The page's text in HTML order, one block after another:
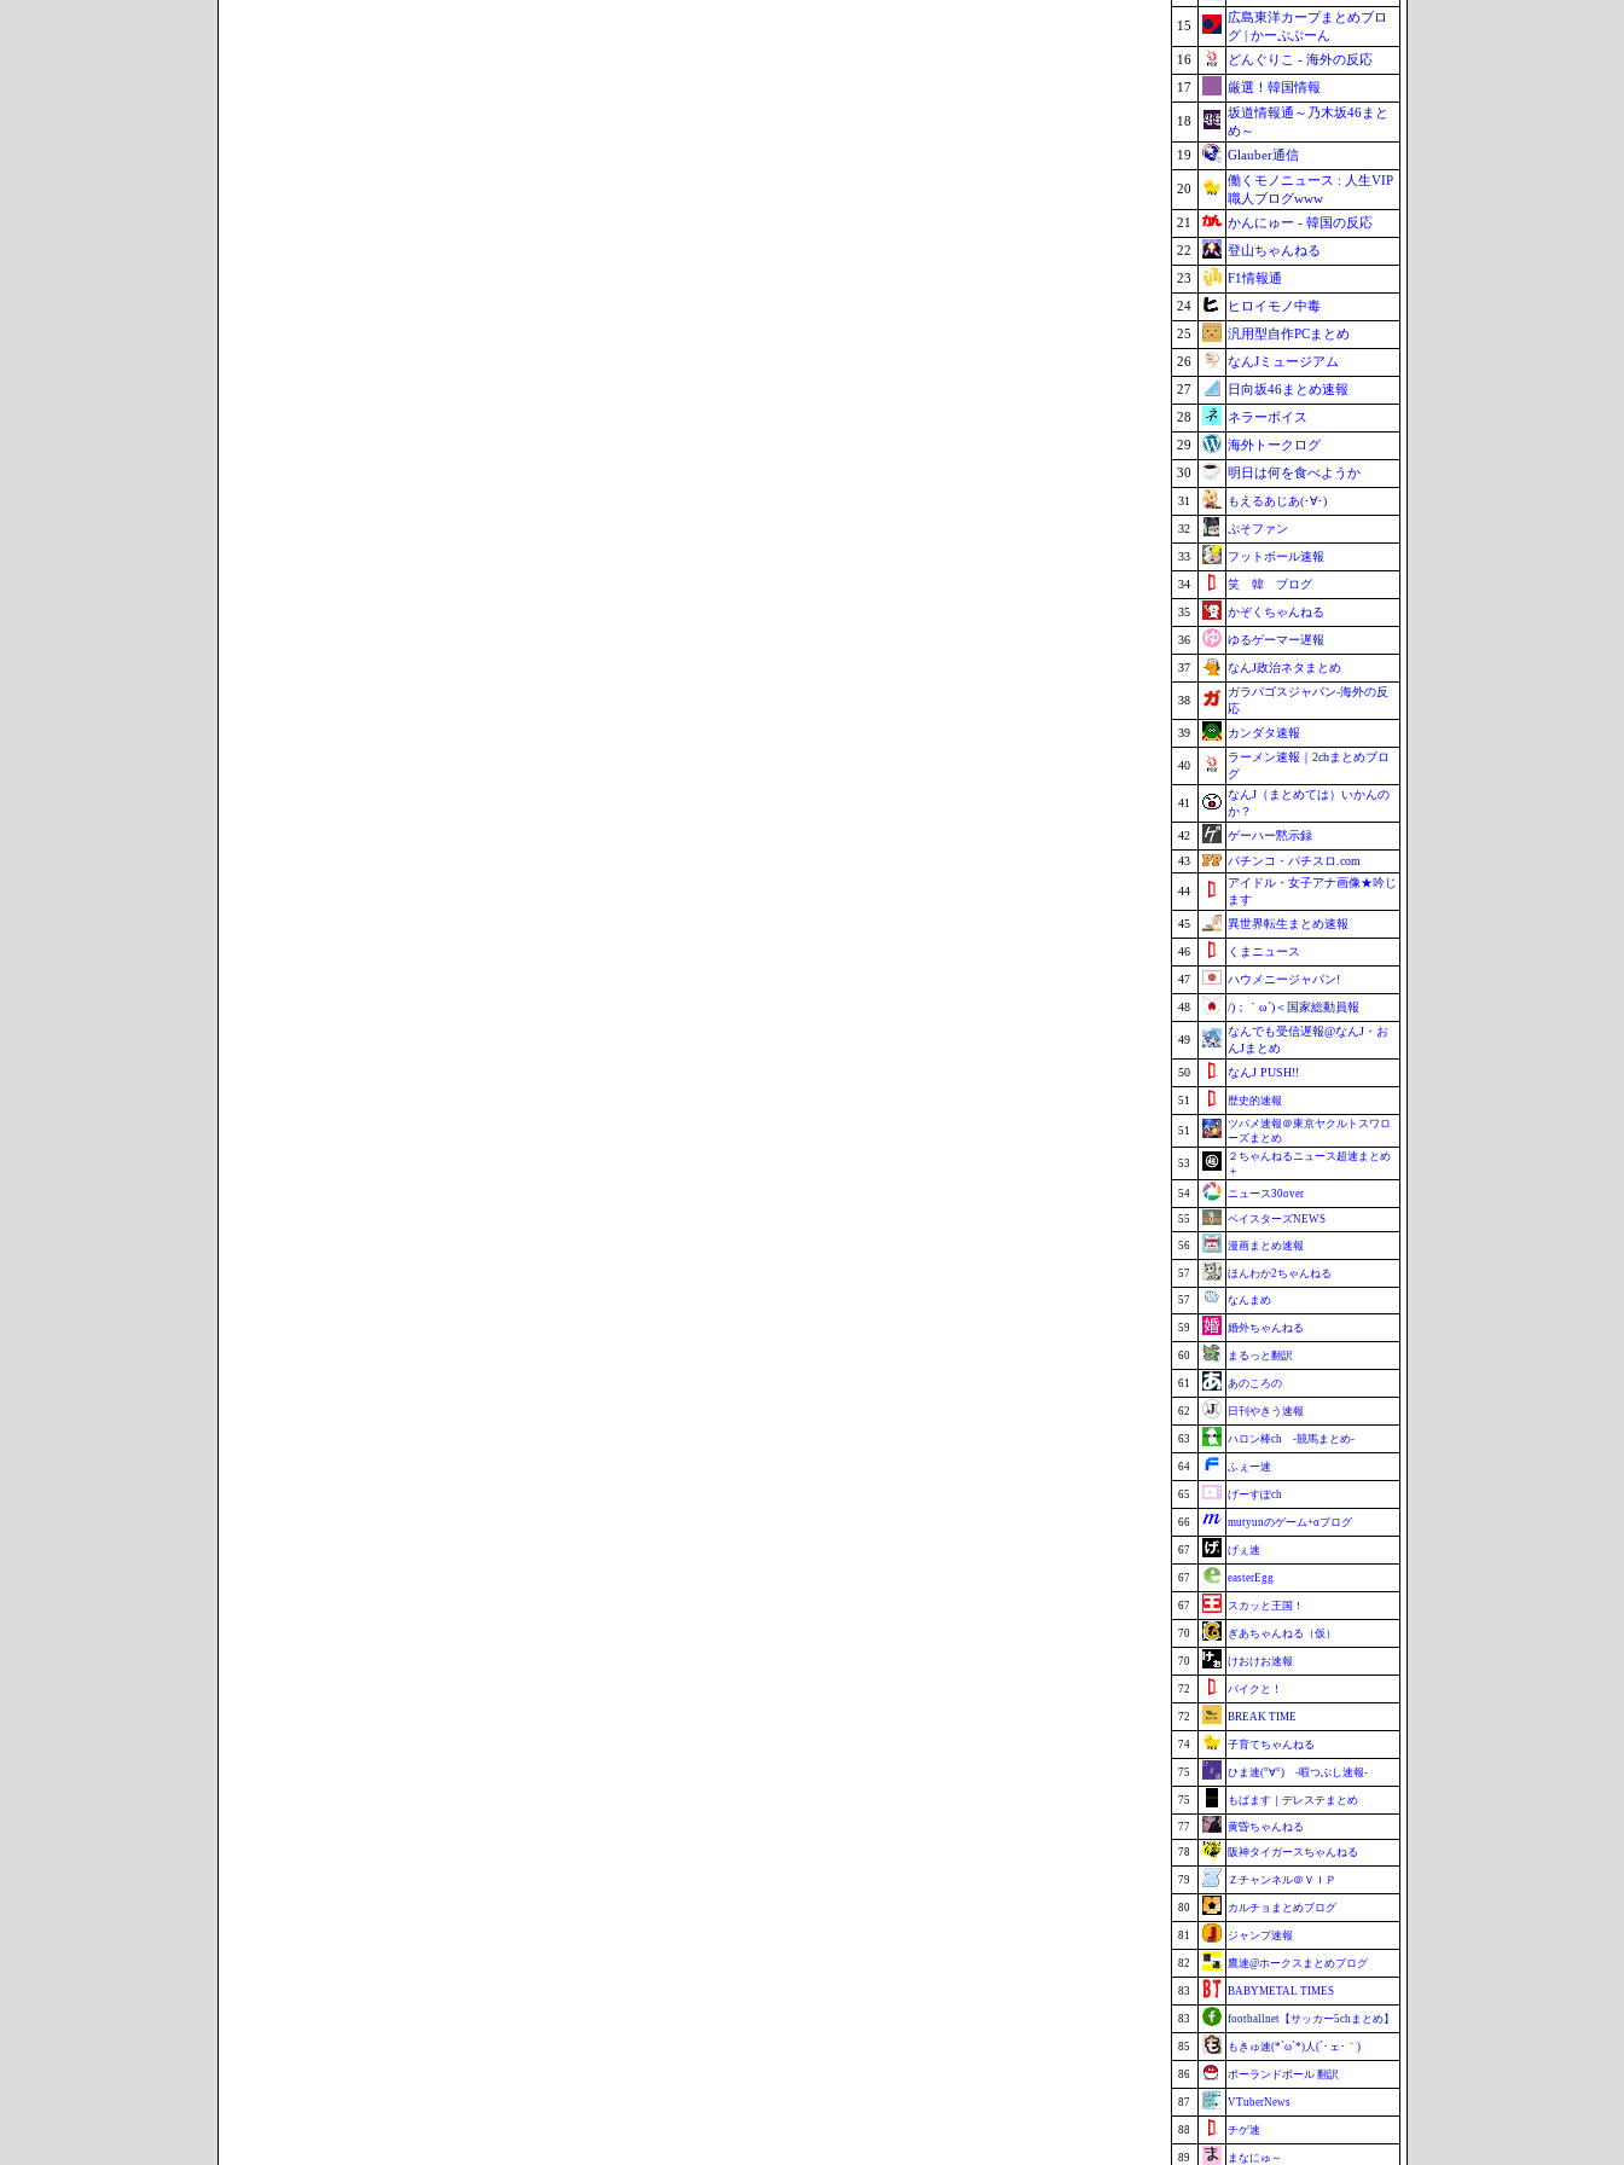
15
広島東洋カープまとめブロ
グ | かーぷぶーん
16
どんぐりこ - 海外の反応
17
厳選！韓国情報
18
坂道情報通～乃木坂46まと
め～
19
Glauber通信
20
働くモノニュース : 人生VIP
職人ブログwww
21
かんにゅー - 韓国の反応
22
登山ちゃんねる
23
F1情報通
24
ヒロイモノ中毒
25
汎用型自作PCまとめ
26
なんJミュージアム
27
日向坂46まとめ速報
28
ネラーボイス
29
海外トークログ
30
明日は何を食べようか
31 もえるあじあ(･∀･)
32 ぷそファン
33 フットボール速報
34 笑 韓 ブログ
35 かぞくちゃんねる
36 ゆるゲーマー遅報
37 なんJ政治ネタまとめ
38
ガラパゴスジャパン-海外の反
応
39
カンダタ速報
40
ラーメン速報｜2chまとめブロ
グ
41
なんJ（まとめては）いかんの
か？
42
ゲーハー黙示録
43
パチンコ・パチスロ.com
44
アイドル・女子アナ画像★吟じ
ます
45
異世界転生まとめ速報
46 くまニュース
47 ハウメニージャパン!
48 /)；｀ω´)＜国家総動員報
49
なんでも受信遅報@なんJ・お
んJまとめ
50
なんJ PUSH!!
51 歴史的速報
51
ツバメ速報＠東京ヤクルトスワロ
ーズまとめ
53
２ちゃんねるニュース超速まとめ
＋
54
ニュース30over
55 ベイスターズNEWS
56 漫画まとめ速報
57 ほんわか2ちゃんねる
57 なんまめ
59 婚外ちゃんねる
60 まるっと翻訳
61 あのころの
62 日刊やきう速報
63 ハロン棒ch -競馬まとめ-
64 ふぇー速
65 げーすぽch
66 mutyunのゲーム+αブログ
67 げぇ速
67 easterEgg
67 スカッと王国！
70 ぎあちゃんねる（仮）
70 けおけお速報
72 バイクと！
72 BREAK TIME
74 子育てちゃんねる
75 ひま速(°∀°) -暇つぶし速報-
75 もばます｜デレステまとめ
77 黄昏ちゃんねる
78 阪神タイガースちゃんねる
79 Ｚチャンネル＠ＶＩＰ
80 カルチョまとめブログ
81 ジャンプ速報
82 鷹速@ホークスまとめブログ
83 BABYMETAL TIMES
83 footballnet【サッカー5chまとめ】
85 もきゅ速(*´ω`*)人(´･ェ･｀)
86 ポーランドボール 翻訳
87 VTuberNews
88 チゲ速
89 まなにゅ～